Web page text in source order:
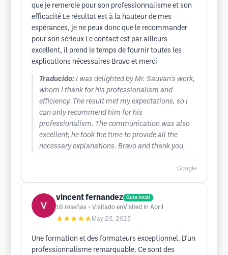
que je remercie pour son professionnalisme et son
efficacité Le résultat est à la hauteur de mes
espérances, je ne peux donc que le recommander
pour son sérieux Le contact est par ailleurs
excellent, il prend le temps de fournir toutes les
explications nécessaires Bravo et merci
Traducido: I was delighted by Mr. Sauvan's work,
whom I thank for his professionalism and
efficiency. The result met my expectations, so I
can only recommend him for his
professionalism. The communication was also
excellent; he took the time to provide all the
necessary explanations. Bravo and thank you.
Google
vincent fernandez Guía local
16 reseñas • Visitado enVisited in April
★★★★★ May 25, 2025
Une formation et des formateurs exceptionnel. D'un
professionnalisme remarquable. Ce sont des